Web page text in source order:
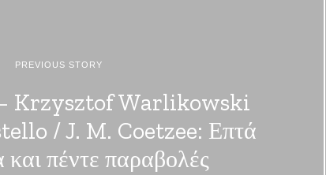
PREVIOUS STORY
Krzysztof Warlikowski
/ J. M. Coetzee: Επτά
πέντε παραβολές